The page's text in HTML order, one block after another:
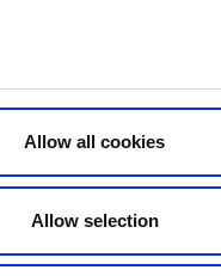
Allow all cookies
Allow selection
man naturligtvis
fiendestyrka
Så man begav
hållet - mot
att de danskes
Hedegärde inte
kallas ett parti av